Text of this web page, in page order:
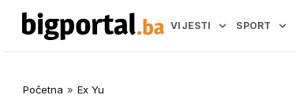
VIJESTI SPORT
Početna » Ex Yu